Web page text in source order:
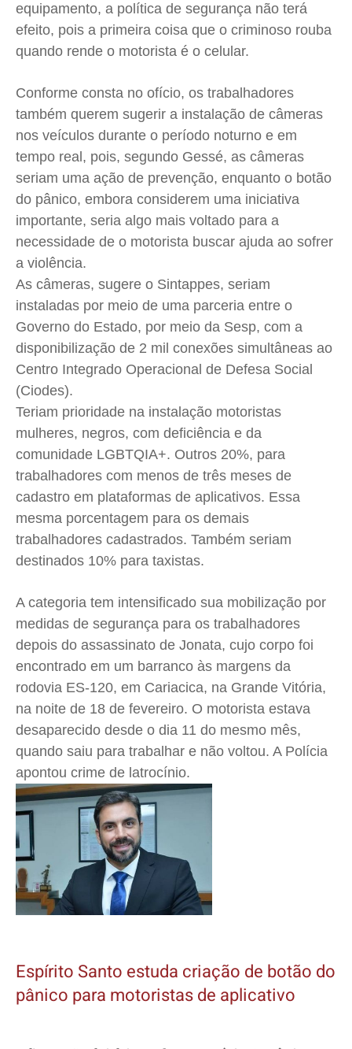
equipamento, a política de segurança não terá
efeito, pois a primeira coisa que o criminoso rouba
quando rende o motorista é o celular.
Conforme consta no ofício, os trabalhadores
também querem sugerir a instalação de câmeras
nos veículos durante o período noturno e em
tempo real, pois, segundo Gessé, as câmeras
seriam uma ação de prevenção, enquanto o botão
do pânico, embora considerem uma iniciativa
importante, seria algo mais voltado para a
necessidade de o motorista buscar ajuda ao sofrer
a violência.
As câmeras, sugere o Sintappes, seriam
instaladas por meio de uma parceria entre o
Governo do Estado, por meio da Sesp, com a
disponibilização de 2 mil conexões simultâneas ao
Centro Integrado Operacional de Defesa Social
(Ciodes).
Teriam prioridade na instalação motoristas
mulheres, negros, com deficiência e da
comunidade LGBTQIA+. Outros 20%, para
trabalhadores com menos de três meses de
cadastro em plataformas de aplicativos. Essa
mesma porcentagem para os demais
trabalhadores cadastrados. Também seriam
destinados 10% para taxistas.
A categoria tem intensificado sua mobilização por
medidas de segurança para os trabalhadores
depois do assassinato de Jonata, cujo corpo foi
encontrado em um barranco às margens da
rodovia ES-120, em Cariacica, na Grande Vitória,
na noite de 18 de fevereiro. O motorista estava
desaparecido desde o dia 11 do mesmo mês,
quando saiu para trabalhar e não voltou. A Polícia
apontou crime de latrocínio.
Espírito Santo estuda criação de botão do
pânico para motoristas de aplicativo